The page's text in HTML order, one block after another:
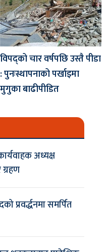
विपद्को चार वर्षपछि उस्तै पीडा
: पुनःस्थापनाको पर्खाइमा
मुगुका बाढीपीडित
अध्यक्ष
ग्रहण
प्रवर्द्धनमा समर्पित